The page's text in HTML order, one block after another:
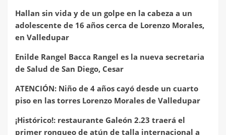
Hallan sin vida y de un golpe en la cabeza a un
adolescente de 16 años cerca de Lorenzo Morales,
en Valledupar
Enilde Rangel Bacca Rangel es la nueva secretaria
de Salud de San Diego, Cesar
ATENCIÓN: Niño de 4 años cayó desde un cuarto
piso en las torres Lorenzo Morales de Valledupar
¡Histórico!: restaurante Galeón 2.23 traerá el
primer ronqueo de atún de talla internacional a